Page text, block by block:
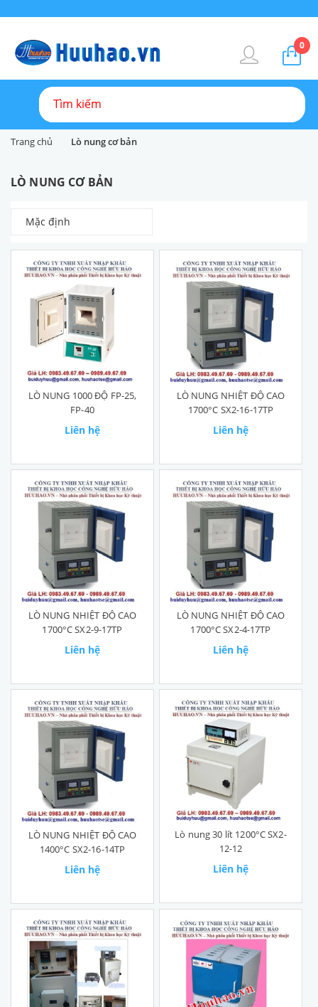
0
Trang chủ Lò nung cơ bản
LÒ NUNG CƠ BẢN
Mặc định
LÒ NUNG 1000 ĐỘ FP-25,
FP-40
Liên hệ
LÒ NUNG NHIỆT ĐỘ CAO
1700°C SX2-16-17TP
Liên hệ
LÒ NUNG NHIỆT ĐỘ CAO
1700°C SX2-9-17TP
Liên hệ
LÒ NUNG NHIỆT ĐỘ CAO
1700°C SX2-4-17TP
Liên hệ
LÒ NUNG NHIỆT ĐỘ CAO
1400°C SX2-16-14TP
Liên hệ
Lò nung 30 lít 1200°C SX2-
12-12
Liên hệ